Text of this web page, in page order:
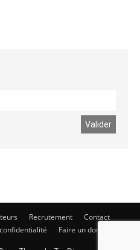
Recrutement
Contact
Faire un don